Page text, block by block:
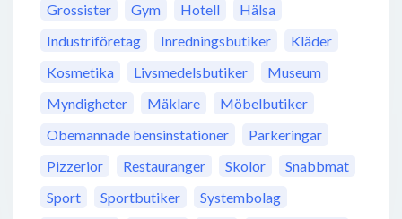
Grossister
Gym Hotell
Hälsa
Industriföretag
Inredningsbutiker
Kläder
Kosmetika
Livsmedelsbutiker
Museum
Myndigheter
Mäklare
Möbelbutiker
Obemannade bensinstationer
Parkeringar
Pizzerior
Restauranger Skolor
Snabbmat
Sport
Sportbutiker
Systembolag